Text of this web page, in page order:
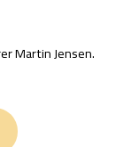
Martin Jensen.